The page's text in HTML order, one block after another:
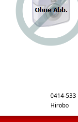
0414-533
Hirobo